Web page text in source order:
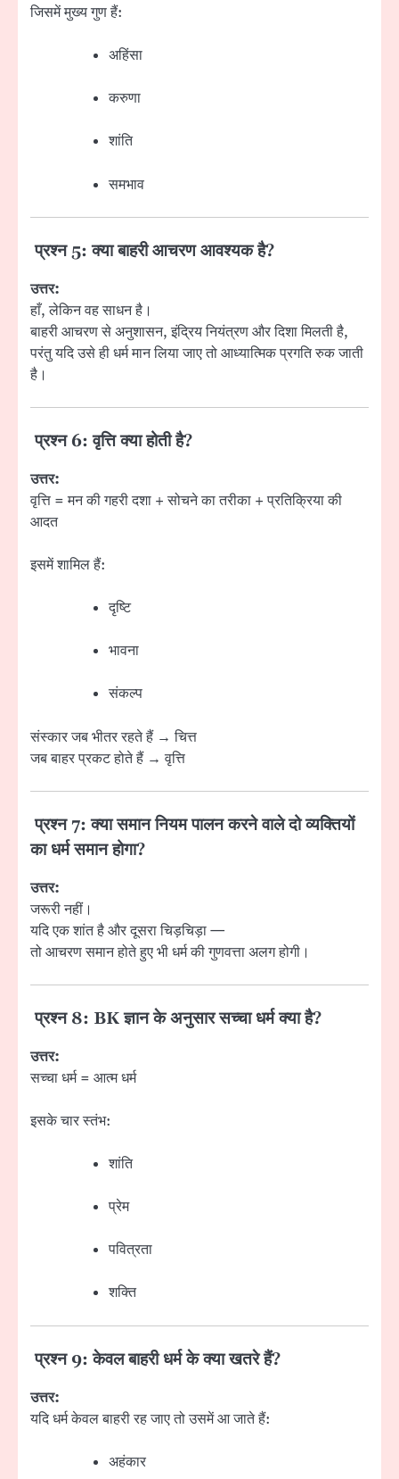
जिसमें मुख्य गुण हैं:
अहिंसा
करुणा
शांति
समभाव
प्रश्न 5: क्या बाहरी आचरण आवश्यक है?
उत्तर:
हाँ, लेकिन वह साधन है।
बाहरी आचरण से अनुशासन, इंद्रिय नियंत्रण और दिशा मिलती है,
परंतु यदि उसे ही धर्म मान लिया जाए तो आध्यात्मिक प्रगति रुक जाती
है।
प्रश्न 6: वृत्ति क्या होती है?
उत्तर:
वृत्ति = मन की गहरी दशा + सोचने का तरीका + प्रतिक्रिया की
आदत
इसमें शामिल हैं:
दृष्टि
भावना
संकल्प
संस्कार जब भीतर रहते हैं → चित्त
जब बाहर प्रकट होते हैं → वृत्ति
प्रश्न 7: क्या समान नियम पालन करने वाले दो व्यक्तियों
का धर्म समान होगा?
उत्तर:
जरूरी नहीं।
यदि एक शांत है और दूसरा चिड़चिड़ा —
तो आचरण समान होते हुए भी धर्म की गुणवत्ता अलग होगी।
प्रश्न 8: BK ज्ञान के अनुसार सच्चा धर्म क्या है?
उत्तर:
सच्चा धर्म = आत्म धर्म
इसके चार स्तंभ:
शांति
प्रेम
पवित्रता
शक्ति
प्रश्न 9: केवल बाहरी धर्म के क्या खतरे हैं?
उत्तर:
यदि धर्म केवल बाहरी रह जाए तो उसमें आ जाते हैं:
अहंकार